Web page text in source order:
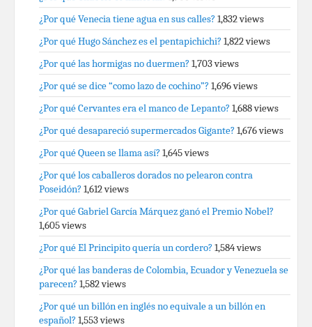
¿Por qué Venecia tiene agua en sus calles? 1,832 views
¿Por qué Hugo Sánchez es el pentapichichi? 1,822 views
¿Por qué las hormigas no duermen? 1,703 views
¿Por qué se dice “como lazo de cochino”? 1,696 views
¿Por qué Cervantes era el manco de Lepanto? 1,688 views
¿Por qué desapareció supermercados Gigante? 1,676 views
¿Por qué Queen se llama así? 1,645 views
¿Por qué los caballeros dorados no pelearon contra
Poseidón? 1,612 views
¿Por qué Gabriel García Márquez ganó el Premio Nobel?
1,605 views
¿Por qué El Principito quería un cordero? 1,584 views
¿Por qué las banderas de Colombia, Ecuador y Venezuela se
parecen? 1,582 views
¿Por qué un billón en inglés no equivale a un billón en
español? 1,553 views